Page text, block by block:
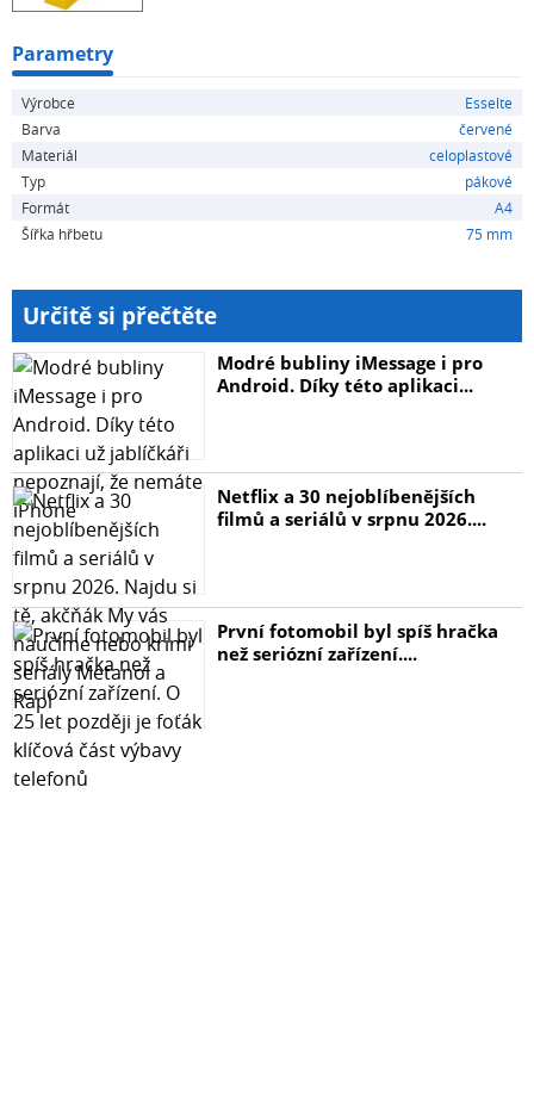
Parametry
Výrobce
Esselte
Barva
červené
Materiál
celoplastové
Typ
pákové
Formát
A4
Šířka hřbetu
75 mm
Určitě si přečtěte
Modré bubliny iMessage i pro
Android. Díky této aplikaci...
Netflix a 30 nejoblíbenějších
filmů a seriálů v srpnu 2026....
První fotomobil byl spíš hračka
než seriózní zařízení....